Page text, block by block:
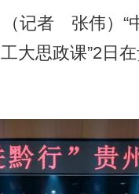
者 张伟）“中
思政课”2日